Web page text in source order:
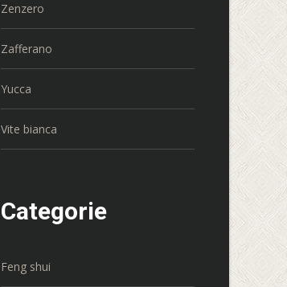
Zenzero
Zafferano
Yucca
Vite bianca
Categorie
Feng shui